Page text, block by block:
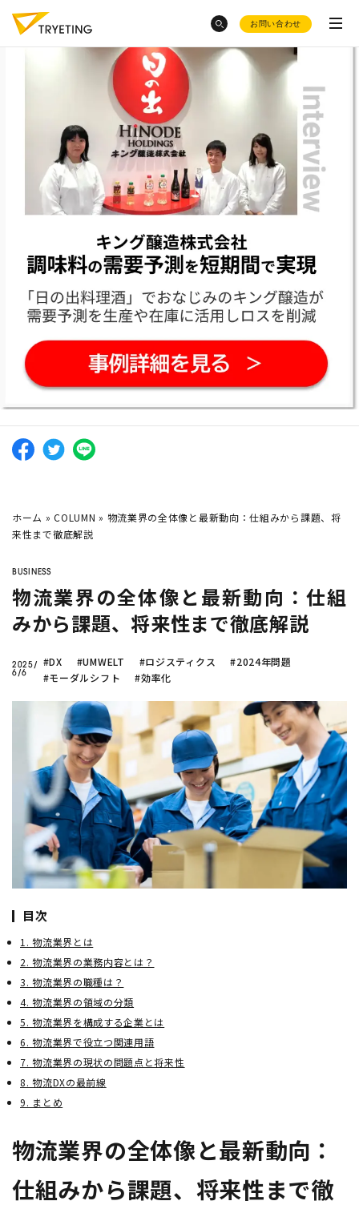
ノーコード予測AI・UMWELT(ウムベルト)
シフト作成AI・HRBEST(ハーベスト)
会社概要
ご活用事例
お役立ち資料集
採用情報
product
company
Twitter Facebook
お問い合わせ
トピックスから探す
とんかつ屋さんでの売上予測
介護現場
でのシフト作成っ
て？
ノーコードで業務効率化？
東急不動産のDX事例が知りたい
違い
い
豊田合成 でのAI活用
需要予測8選 トラック物流改善 へのAI活用
混載物流事業での物量予測がしたい
ノーコードで予測業務
にできる？
業務効率化
CLOSE
ホーム »COLUMN » 物流業界の全体像と最新動向：仕組みから課題、将
来性まで徹底解説
BUSINESS
物流業界の全体像と最新動向：仕組
みから課題、将来性まで徹底解説
2025/
6/6
#DX #UMWELT #ロジスティクス
#2024年問題
#モーダルシフト
#効率化
目次
1. 物流業界とは
2. 物流業界の業務内容とは？
3. 物流業界の職種は？
4. 物流業界の領域の分類
5. 物流業界を構成する企業とは
6. 物流業界で役立つ関連用語
7. 物流業界の現状の問題点と将来性
8. 物流DXの最前線
9. まとめ
物流業界の全体像と最新動向：
仕組みから課題、将来性まで徹